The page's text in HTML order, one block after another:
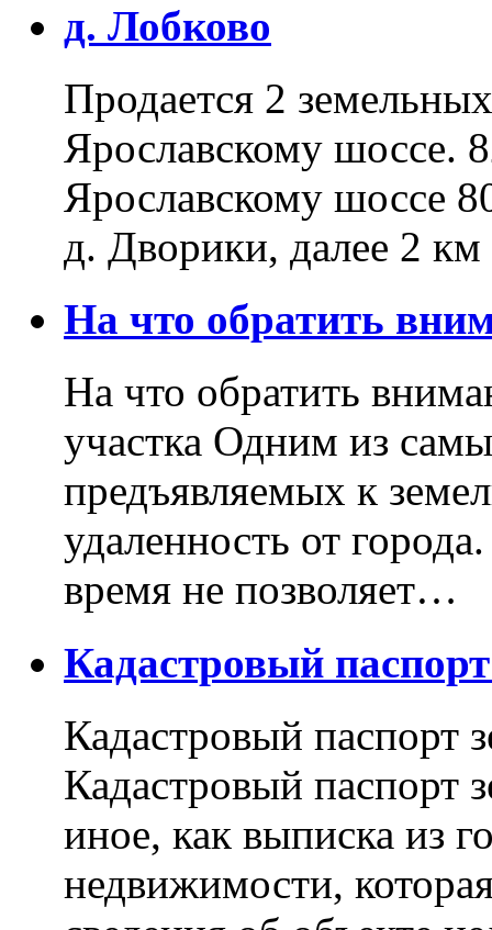
д. Лобково
Продается 2
Ярославскому
Ярославскому шоссе
д. Дворики, далее 2
На что обратить
На что обратить
участка Одним из
предъявляемых к
удаленность от
время не позволяет…
Кадастровый
Кадастровый паспорт
Кадастровый паспорт
иное, как выписка из
недвижимости,